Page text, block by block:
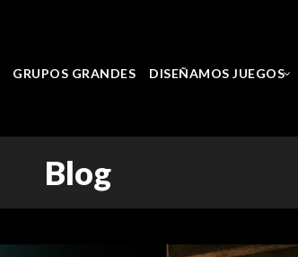
GRUPOS GRANDES DISEÑAMOS JUEGOS
Blog